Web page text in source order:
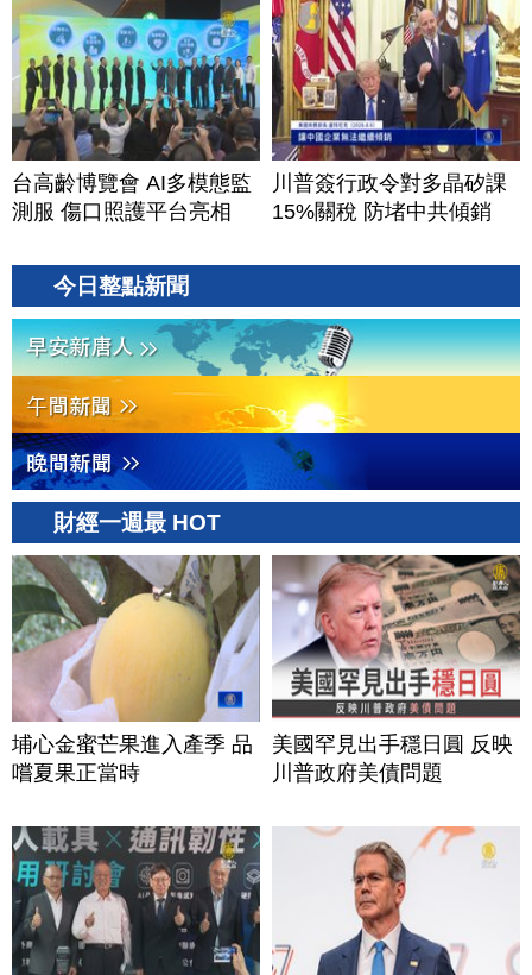
台高齡博覽會 AI多模態監
測服 傷口照護平台亮相
川普簽行政令對多晶矽課
15%關稅 防堵中共傾銷
今日整點新聞
財經一週最 HOT
埔心金蜜芒果進入產季 品
嚐夏果正當時
美國罕見出手穩日圓 反映
川普政府美債問題